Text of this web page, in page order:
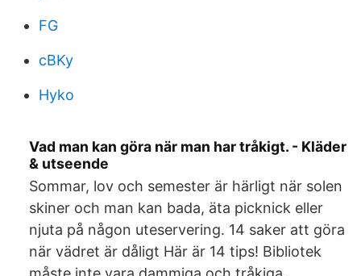
FG
cBKy
Hyko
Vad man kan göra när man har tråkigt. - Kläder
& utseende
Sommar, lov och semester är härligt när solen
skiner och man kan bada, äta picknick eller
njuta på någon uteservering. 14 saker att göra
när vädret är dåligt Här är 14 tips! Bibliotek